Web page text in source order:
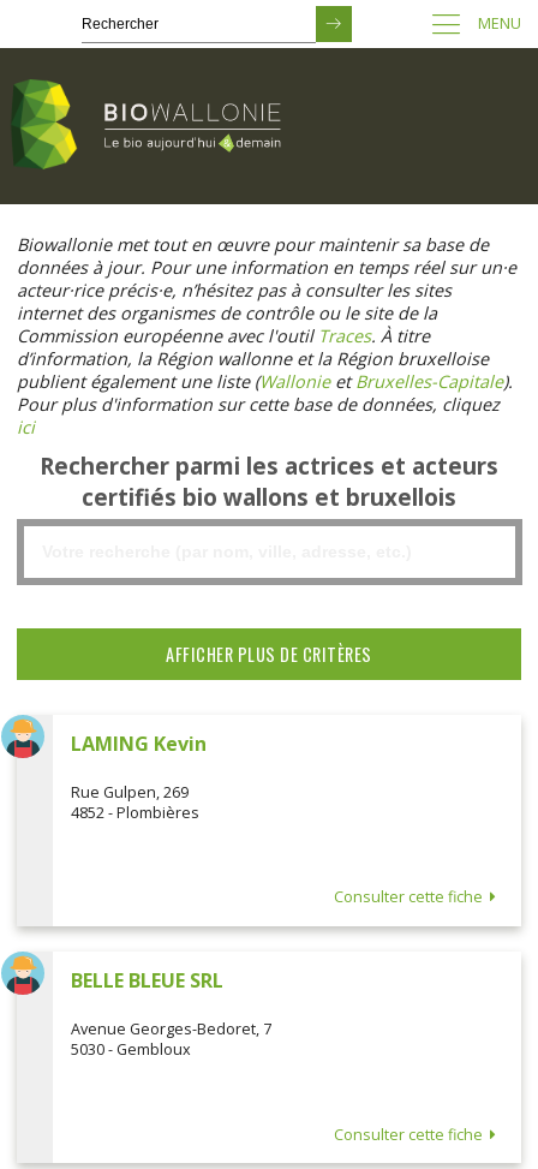
contenu
principal
MENU
Biowallonie met tout en œuvre pour maintenir sa base de
données à jour. Pour une information en temps réel sur un·e
acteur·rice précis·e, n’hésitez pas à consulter les sites
internet des organismes de contrôle ou le site de la
Commission européenne avec l'outil Traces. À titre
d’information, la Région wallonne et la Région bruxelloise
publient également une liste (WallonieetBruxelles-Capitale).
Pour plus d'information sur cette base de données, cliquez
ici
Rechercher parmi les actrices et acteurs
certifiés bio wallons et bruxellois
LAMING Kevin
Rue Gulpen, 269
4852 - Plombières
Consulter cette fiche
BELLE BLEUE SRL
Avenue Georges-Bedoret, 7
5030 - Gembloux
Consulter cette fiche
AFFICHER PLUS DE CRITÈRES